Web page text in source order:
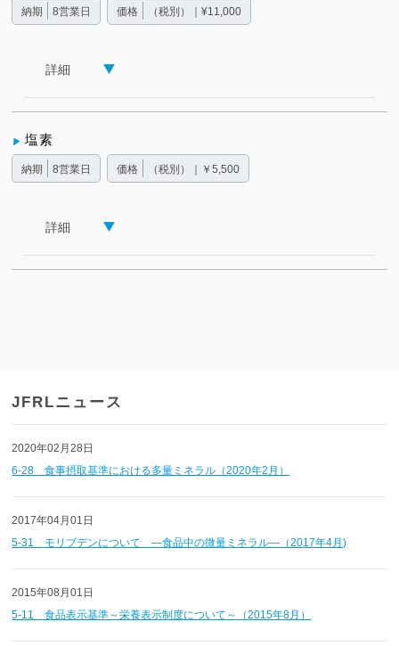
納期 8営業日 価格 （税別）｜¥11,000
詳細
塩素
納期 8営業日 価格 （税別）｜￥5,500
詳細
JFRLニュース
2020年02月28日
6-28 食事摂取基準における多量ミネラル（2020年2月）
2017年04月01日
5-31 モリブデンについて ―食品中の微量ミネラル―（2017年4月)
2015年08月01日
5-11 食品表示基準～栄養表示制度について～（2015年8月）